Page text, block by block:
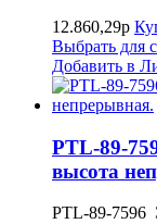
12.860,29р
Выбрать для
Добавить в
PTL-89-
высота
PTL-89-7596